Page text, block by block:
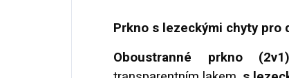
Prkno s lezeckými chyty pro
Oboustranné prkno (2v1)